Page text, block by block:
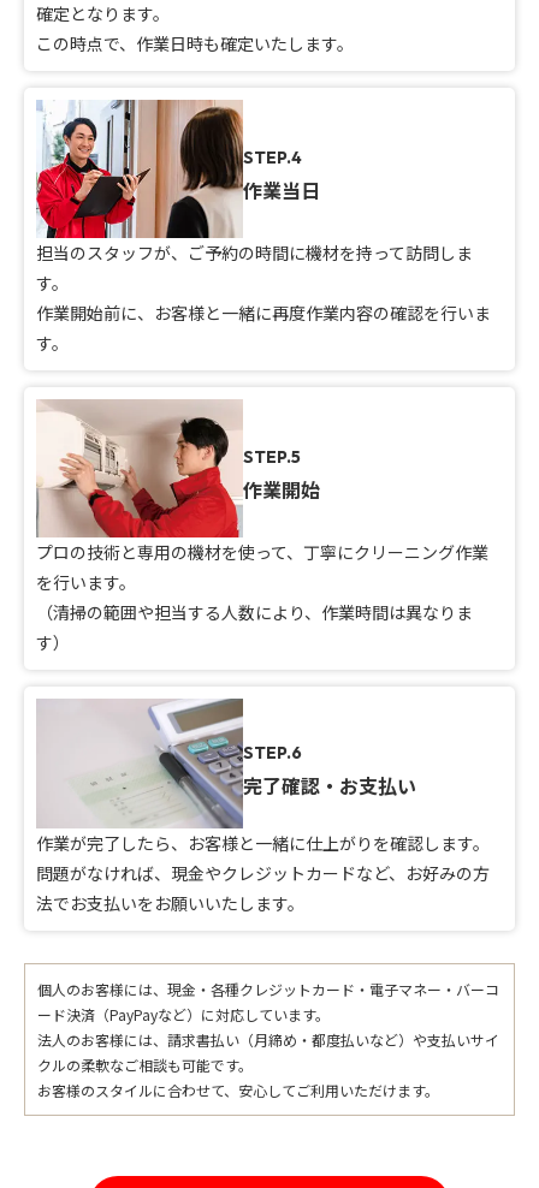
確定となります。
この時点で、作業日時も確定いたします。
STEP.4
作業当日
担当のスタッフが、ご予約の時間に機材を持って訪問しま
す。
作業開始前に、お客様と一緒に再度作業内容の確認を行いま
す。
STEP.5
作業開始
プロの技術と専用の機材を使って、丁寧にクリーニング作業
を行います。
（清掃の範囲や担当する人数により、作業時間は異なりま
す）
STEP.6
完了確認・お支払い
作業が完了したら、お客様と一緒に仕上がりを確認します。
問題がなければ、現金やクレジットカードなど、お好みの方
法でお支払いをお願いいたします。
個人のお客様には、現金・各種クレジットカード・電子マネー・バーコ
ード決済（PayPayなど）に対応しています。
法人のお客様には、請求書払い（月締め・都度払いなど）や支払いサイ
クルの柔軟なご相談も可能です。
お客様のスタイルに合わせて、安心してご利用いただけます。